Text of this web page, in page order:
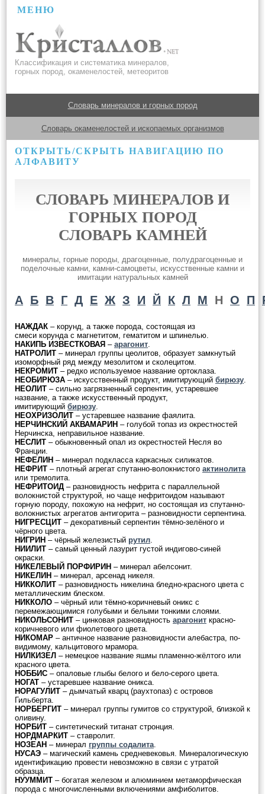
МЕНЮ
Классификация и систематика минералов,
горных пород, окаменелостей, метеоритов
Словарь минералов и горных пород
Словарь окаменелостей и ископаемых организмов
ОТКРЫТЬ/СКРЫТЬ НАВИГАЦИЮ ПО
АЛФАВИТУ
СЛОВАРЬ МИНЕРАЛОВ И
ГОРНЫХ ПОРОД
СЛОВАРЬ КАМНЕЙ
минералы, горные породы, драгоценные, полудрагоценные и
поделочные камни, камни-самоцветы, искусственные камни и
имитации натуральных камней
А Б В Г Д Е Ж З И Й К Л М Н О П
НАЖДАК – корунд, а также порода, состоящая из
смеси корунда с магнетитом, гематитом и шпинелью.
НАКИПЬ ИЗВЕСТКОВАЯ – арагонит.
НАТРОЛИТ – минерал группы цеолитов, образует замкнутый
изоморфный ряд между мезолитом и сколецитом.
НЕКРОМИТ – редко используемое название ортоклаза.
НЕОБИРЮЗА – искусственный продукт, имитирующий бирюзу.
НЕОЛИТ – сильно загрязненный серпентин, устаревшее
название, а также искусственный продукт,
имитирующий бирюзу.
НЕОХРИЗОЛИТ – устаревшее название фаялита.
НЕРЧИНСКИЙ АКВАМАРИН – голубой топаз из окрестностей
Нерчинска, неправильное название.
НЕСЛИТ – обыкновенный опал из окрестностей Несля во
Франции.
НЕФЕЛИН – минерал подкласса каркасных силикатов.
НЕФРИТ – плотный агрегат спутанно-волокнистого актинолита
или тремолита.
НЕФРИТОИД – разновидность нефрита с параллельной
волокнистой структурой, но чаще нефритоидом называют
горную породу, похожую на нефрит, но состоящая из спутанно-
волокнистых агрегатов антигорита – разновидности серпентина.
НИГРЕСЦИТ – декоративный серпентин тёмно-зелёного и
чёрного цвета.
НИГРИН – чёрный железистый рутил.
НИИЛИТ – самый ценный лазурит густой индигово-синей
окраски.
НИКЕЛЕВЫЙ ПОРФИРИН – минерал абелсонит.
НИКЕЛИН – минерал, арсенад никеля.
НИККОЛИТ – разновидность никелина бледно-красного цвета с
металлическим блеском.
НИККОЛО – чёрный или тёмно-коричневый оникс с
перемежающимися голубыми и белыми тонкими слоями.
НИКОЛЬСОНИТ – цинковая разновидность арагонит красно-
коричневого или фиолетового цвета.
НИКОМАР – античное название разновидности алебастра, по-
видимому, кальцитового мрамора.
НИЛКИЗЕЛ – немецкое название яшмы пламенно-жёлтого или
красного цвета.
НОББИС – опаловые глыбы белого и бело-серого цвета.
НОГАТ – устаревшее название оникса.
НОРАГУЛИТ – дымчатый кварц (раухтопаз) с островов
Гильберта.
НОРБЕРГИТ – минерал группы гумитов со структурой, близкой к
оливину.
НОРБИТ – синтетический титанат стронция.
НОРДМАРКИТ – ставролит.
НОЗЕАН – минерал группы содалита.
НУСАЭ – магический камень средневековья. Минералогическую
идентификацию провести невозможно в связи с утратой
образца.
НУУММИТ – богатая железом и алюминием метаморфическая
порода с многочисленными включениями амфиболитов.